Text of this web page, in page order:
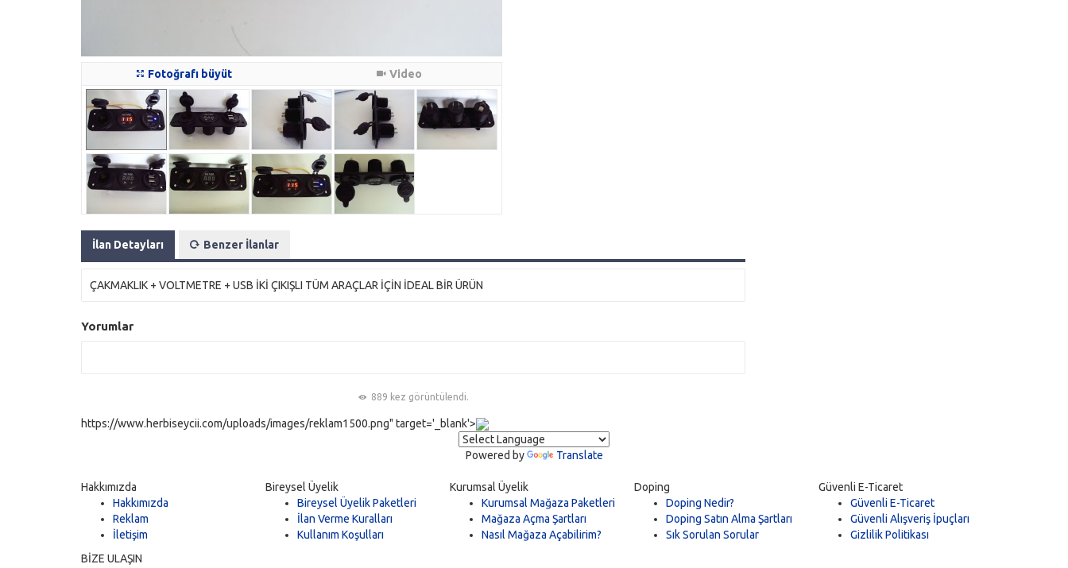
Fotoğrafı büyüt Video
İlan Detayları Benzer İlanlar
ÇAKMAKLIK + VOLTMETRE + USB İKİ ÇIKIŞLI TÜM ARAÇLAR İÇİN İDEAL BİR ÜRÜN
Yorumlar
889 kez görüntülendi.
https://www.herbiseycii.com/uploads/images/reklam1500.png" target='_blank'>
Powered by Translate
Hakkımızda
Hakkımızda
Reklam
İletişim
Bireysel Üyelik
Bireysel Üyelik Paketleri
İlan Verme Kuralları
Kullanım Koşulları
Kurumsal Üyelik
Kurumsal Mağaza Paketleri
Mağaza Açma Şartları
Nasıl Mağaza Açabilirim?
Doping
Doping Nedir?
Doping Satın Alma Şartları
Sık Sorulan Sorular
Güvenli E-Ticaret
Güvenli E-Ticaret
Güvenli Alışveriş İpuçları
Gizlilik Politikası
BİZE ULAŞIN